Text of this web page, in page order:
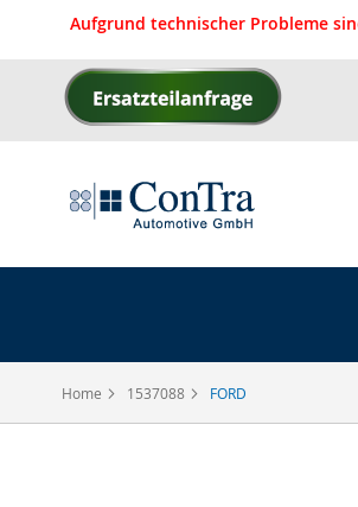
Aufgrund technischer Probleme
Direkt
zum
Home 1537088 FORD